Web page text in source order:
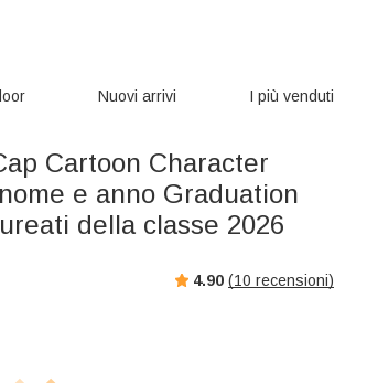
Nuovi arrivi I più venduti
Cartoon Character
e anno Graduation
della classe 2026
4.90 (10 recensioni)